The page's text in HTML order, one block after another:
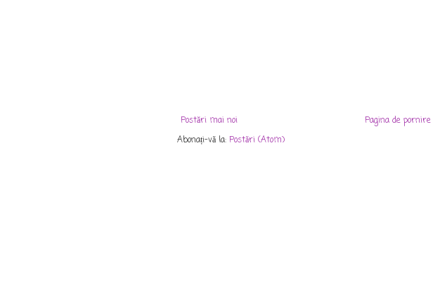
Postări mai noi
Pagina de pornire
Abonați-vă la: Postări (Atom)